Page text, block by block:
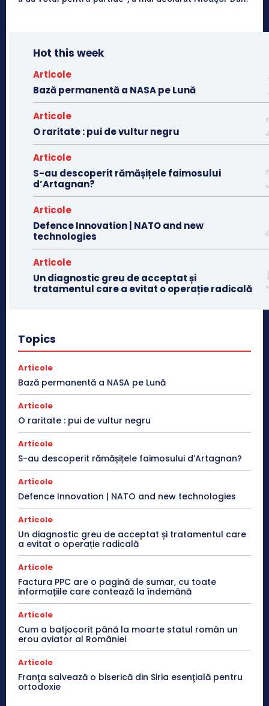
Hot this week
Articole
Bază permanentă a NASA pe Lună
Articole
O raritate : pui de vultur negru
Articole
S-au descoperit rămășițele faimosului
d’Artagnan?
Articole
Defence Innovation | NATO and new
technologies
Articole
Un diagnostic greu de acceptat și
tratamentul care a evitat o operație radicală
Topics
Articole
Bază permanentă a NASA pe Lună
Articole
O raritate : pui de vultur negru
Articole
S-au descoperit rămășițele faimosului d’Artagnan?
Articole
Defence Innovation | NATO and new technologies
Articole
Un diagnostic greu de acceptat și tratamentul care
a evitat o operație radicală
Articole
Factura PPC are o pagină de sumar, cu toate
informațiile care contează la îndemână
Articole
Cum a batjocorit până la moarte statul român un
erou aviator al României
Articole
Franţa salvează o biserică din Siria esenţială pentru
ortodoxie